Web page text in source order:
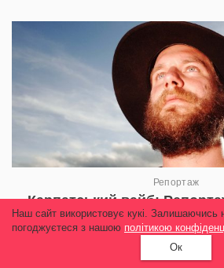
Репортаж
Карпатський вайб:
горах
2 200
Наш сайт використовує кукі. Залишаючись
погоджуєтеся з нашою політикою
Ок